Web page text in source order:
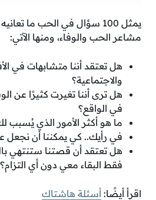
يمثل 100 سؤال في الحب ما
مشاعر الحب والوفاء، ومنها الآتي:
هل تعتقد أننا متشابهات في
والاجتماعية؟
هل ترى أننا تغيرت كثيرًا عن
في الواقع؟
ما هو أكثر الأمور الذي يُسبب
في رأيك.. كي يمكننا أن نجعل
هل تعتقد أن قصتنا ستنتهي
فقط البقاء معي دون أي التزام؟
اقرأ أيضًا: أسئلة هاشتاك